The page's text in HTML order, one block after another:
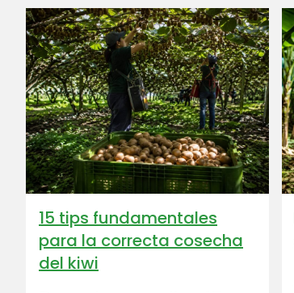
15 tips fundamentales
para la correcta cosecha
del kiwi